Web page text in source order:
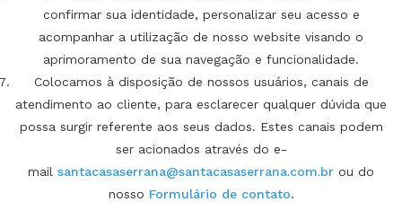
confirmar sua identidade, personalizar seu acesso e
acompanhar a utilização de nosso website visando o
aprimoramento de sua navegação e funcionalidade.
Colocamos à disposição de nossos usuários, canais de
atendimento ao cliente, para esclarecer qualquer dúvida que
possa surgir referente aos seus dados. Estes canais podem
ser acionados através do e-
mail santacasaserrana@santacasaserrana.com.br ou do
nosso Formulário de contato.